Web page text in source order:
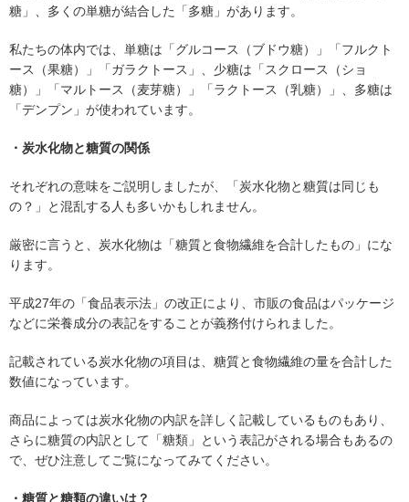
糖」、多くの単糖が結合した「多糖」があります。
私たちの体内では、単糖は「グルコース（ブドウ糖）」「フルクト
ース（果糖）」「ガラクトース」、少糖は「スクロース（ショ
糖）」「マルトース（麦芽糖）」「ラクトース（乳糖）」、多糖は
「デンプン」が使われています。
・炭水化物と糖質の関係
それぞれの意味をご説明しましたが、「炭水化物と糖質は同じも
の？」と混乱する人も多いかもしれません。
厳密に言うと、炭水化物は「糖質と食物繊維を合計したもの」にな
ります。
平成27年の「食品表示法」の改正により、市販の食品はパッケージ
などに栄養成分の表記をすることが義務付けられました。
記載されている炭水化物の項目は、糖質と食物繊維の量を合計した
数値になっています。
商品によっては炭水化物の内訳を詳しく記載しているものもあり、
さらに糖質の内訳として「糖類」という表記がされる場合もあるの
で、ぜひ注意してご覧になってみてください。
・糖質と糖類の違いは？